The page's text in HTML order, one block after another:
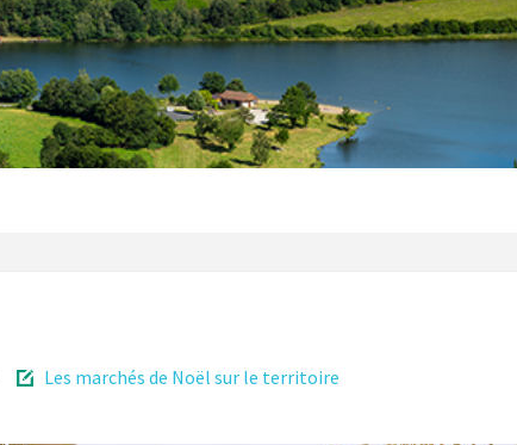
Les marchés de Noël sur le territoire